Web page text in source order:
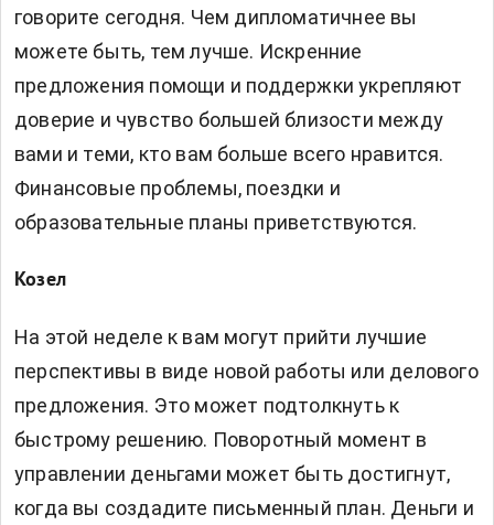
говорите сегодня. Чем дипломатичнее вы
можете быть, тем лучше. Искренние
предложения помощи и поддержки укрепляют
доверие и чувство большей близости между
вами и теми, кто вам больше всего нравится.
Финансовые проблемы, поездки и
образовательные планы приветствуются.
Козел
На этой неделе к вам могут прийти лучшие
перспективы в виде новой работы или делового
предложения. Это может подтолкнуть к
быстрому решению. Поворотный момент в
управлении деньгами может быть достигнут,
когда вы создадите письменный план. Деньги и